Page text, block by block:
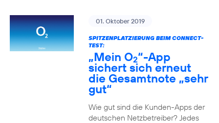
01. Oktober 2019
SPITZENPLATZIERUNG BEIM CONNECT-
TEST:
„Mein O2“-App
sichert sich erneut
die Gesamtnote „sehr
gut“
Wie gut sind die Kunden-Apps der
deutschen Netzbetreiber? Jedes